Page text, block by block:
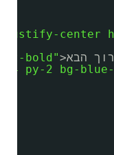
center
bold"
4 py-2 bg-